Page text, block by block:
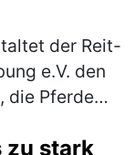
der Reit-
e.V. den
die Pferde
zu stark